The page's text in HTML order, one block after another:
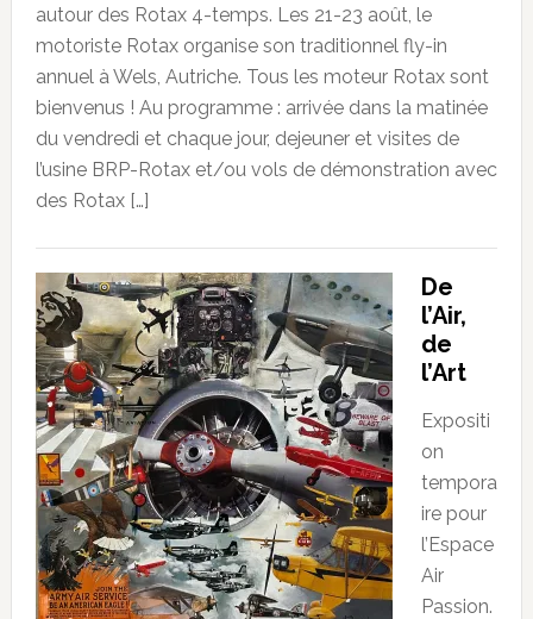
autour des Rotax 4-temps. Les 21-23 août, le
motoriste Rotax organise son traditionnel fly-in
annuel à Wels, Autriche. Tous les moteur Rotax sont
bienvenus ! Au programme : arrivée dans la matinée
du vendredi et chaque jour, dejeuner et visites de
l’usine BRP-Rotax et/ou vols de démonstration avec
des Rotax […]
De
l’Air,
de
l’Art
Expositi
on
tempora
ire pour
l’Espace
Air
Passion.